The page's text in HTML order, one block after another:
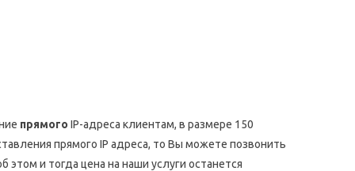
прямого IP-адреса клиентам, в размере 150
прямого IP адреса, то Вы можете позвонить
этом и тогда цена на наши услуги останется